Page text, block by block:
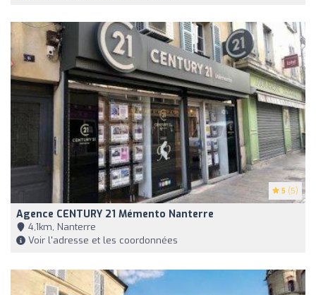
5 (5)
Agence CENTURY 21 Mémento Nanterre
4,1km, Nanterre
Voir l'adresse et les coordonnées